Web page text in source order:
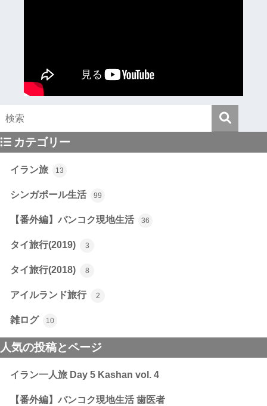
カテゴリー
イラン旅 13
シンガポール生活 99
【番外編】バンコク現地生活 36
タイ旅行(2019) 3
タイ旅行(2018) 8
アイルランド旅行 2
雑ログ 10
人気の投稿とページ
イラン一人旅 Day 5 Kashan vol. 4
【番外編】バンコク現地生活 歯医者